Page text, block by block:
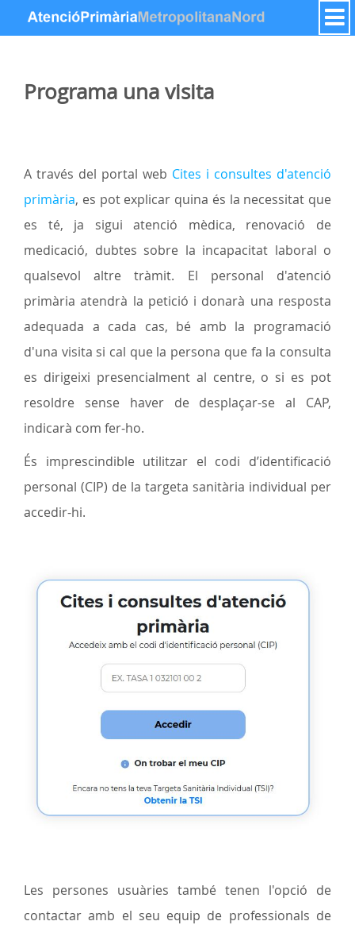
Zum Inhalt wechseln
Programa una visita
A través del portal web Cites i consultes d'atenció
primària, es pot explicar quina és la necessitat que
es té, ja sigui atenció mèdica, renovació de
medicació, dubtes sobre la incapacitat laboral o
qualsevol altre tràmit. El personal d'atenció
primària atendrà la petició i donarà una resposta
adequada a cada cas, bé amb la programació
d'una visita si cal que la persona que fa la consulta
es dirigeixi presencialment al centre, o si es pot
resoldre sense haver de desplaçar-se al CAP,
indicarà com fer-ho.
És imprescindible utilitzar el codi d’identificació
personal (CIP) de la targeta sanitària individual per
accedir-hi.
Les persones usuàries també tenen l'opció de
contactar amb el seu equip de professionals de